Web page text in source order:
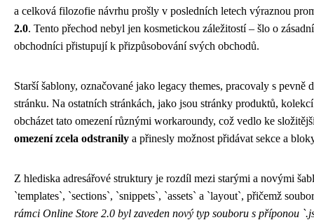
a celková filozofie návrhu prošly v posledních letech výraznou
2.0. Tento přechod nebyl jen kosmetickou záležitostí – šlo o
obchodníci přistupují k přizpůsobování svých obchodů.
Starší šablony, označované jako legacy themes, pracovaly s
stránku. Na ostatních stránkách, jako jsou stránky produktů,
obcházet tato omezení různými workaroundy, což vedlo ke
omezení zcela odstranily a přinesly možnost přidávat sekce a
Z hlediska adresářové struktury je rozdíl mezi starými a novými
`templates`, `sections`, `snippets`, `assets` a `layout`, přičemž
rámci Online Store 2.0 byl zaveden nový typ souboru s příponou